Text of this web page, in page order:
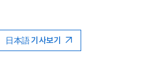
日本語 기사보기